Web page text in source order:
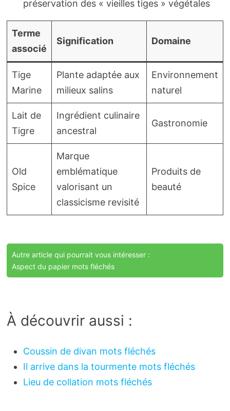
préservation des « vieilles tiges » végétales
Terme
associé
Signification Domaine
Tige
Marine
Plante adaptée aux
milieux salins
Environnement
naturel
Lait de
Tigre
Ingrédient culinaire
ancestral
Gastronomie
Old
Spice
Marque
emblématique
valorisant un
classicisme revisité
Produits de
beauté
Autre article qui pourrait vous intéresser :
Aspect du papier mots fléchés
À découvrir aussi :
Coussin de divan mots fléchés
Il arrive dans la tourmente mots fléchés
Lieu de collation mots fléchés